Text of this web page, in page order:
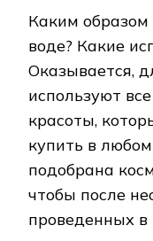
Каким
воде? Какие
Оказывается,
используют
красоты,
купить в
подобрана
чтобы после
проведенных в